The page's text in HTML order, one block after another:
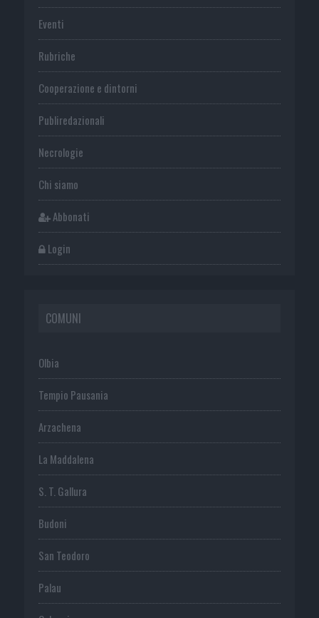
Eventi
Rubriche
Cooperazione e dintorni
Publiredazionali
Necrologie
Chi siamo
Abbonati
Login
COMUNI
Olbia
Tempio Pausania
Arzachena
La Maddalena
S. T. Gallura
Budoni
San Teodoro
Palau